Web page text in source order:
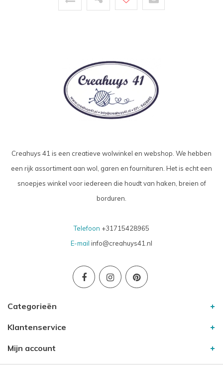
Creahuys 41 is een creatieve wolwinkel en webshop. We hebben
een rijk assortiment aan wol, garen en fournituren. Het is echt een
snoepjes winkel voor iedereen die houdt van haken, breien of
borduren.
Telefoon +31715428965
E-mail info@creahuys41.nl
Categorieën
Klantenservice
Mijn account